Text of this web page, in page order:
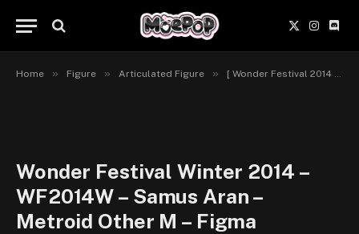
X
(Twitter)
Home » Figure » Articulated Figure » [ Wonder Festival 2014 Winter ] Max Factory & Figma
Wonder Festival Winter 2014 –
WF2014W – Samus Aran –
Metroid Other M – Figma